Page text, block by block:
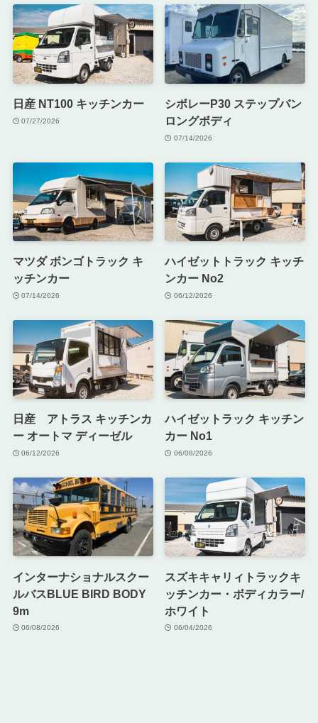
日産 NT100 キッチンカー
07/27/2026
シボレーP30 ステップバン
ロングボディ
07/14/2026
マツダ ボンゴトラック キ
ッチンカー
07/14/2026
ハイゼットトラック キッチ
ンカー No2
06/12/2026
日産 アトラス キッチンカ
ー オートマ ディーゼル
06/12/2026
ハイゼットラック キッチン
カー No1
06/08/2026
インターナショナルスクー
ルバスBLUE BIRD BODY
9m
06/08/2026
スズキキャリィトラックキ
ッチンカー・ボディカラー/
ホワイト
06/04/2026